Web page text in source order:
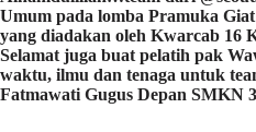
Umum pada lomba Pramuka
yang diadakan oleh Kwarcab 16
Selamat juga buat pelatih pak
waktu, ilmu dan tenaga untuk
Fatmawati Gugus Depan SMKN